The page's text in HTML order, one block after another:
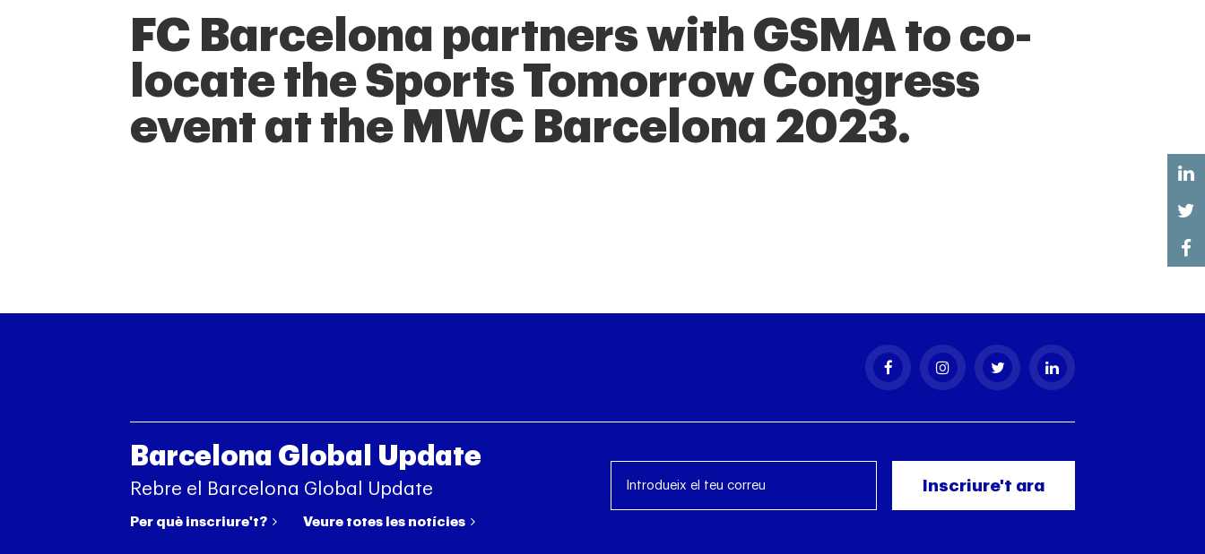
FC Barcelona partners with GSMA to co-
locate the Sports Tomorrow Congress
event at the MWC Barcelona 2023.
Barcelona Global Update
Rebre el Barcelona Global Update
Per què inscriure't? Veure totes les notícies